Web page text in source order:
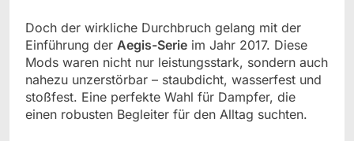
Doch der wirkliche Durchbruch gelang mit der
Einführung der Aegis-Serie im Jahr 2017. Diese
Mods waren nicht nur leistungsstark, sondern auch
nahezu unzerstörbar – staubdicht, wasserfest und
stoßfest. Eine perfekte Wahl für Dampfer, die
einen robusten Begleiter für den Alltag suchten.